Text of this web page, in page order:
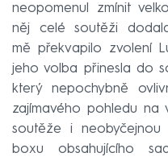
neopomenul zmínit
něj celé soutěži
mě překvapilo zvolení
jeho volba přinesla do
který nepochybně
zajímavého pohledu
soutěže i
boxu obsahujícího